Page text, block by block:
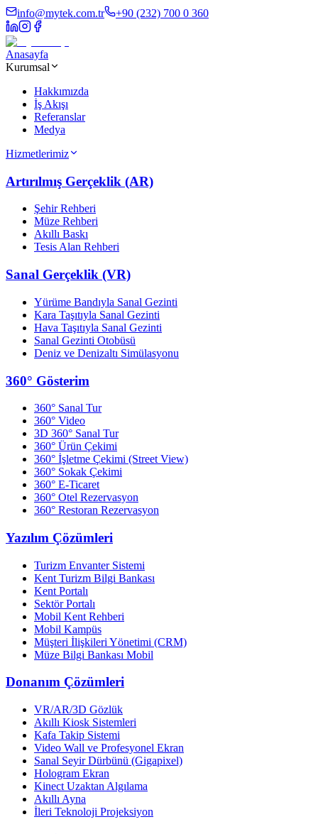
info@mytek.com.tr +90 (232) 700 0 360
Anasayfa
Kurumsal
Hakkımızda
İş Akışı
Referanslar
Medya
Hizmetlerimiz
Artırılmış Gerçeklik (AR)
Şehir Rehberi
Müze Rehberi
Akıllı Baskı
Tesis Alan Rehberi
Sanal Gerçeklik (VR)
Yürüme Bandıyla Sanal Gezinti
Kara Taşıtıyla Sanal Gezinti
Hava Taşıtıyla Sanal Gezinti
Sanal Gezinti Otobüsü
Deniz ve Denizaltı Simülasyonu
360° Gösterim
360° Sanal Tur
360° Video
3D 360° Sanal Tur
360° Ürün Çekimi
360° İşletme Çekimi (Street View)
360° Sokak Çekimi
360° E-Ticaret
360° Otel Rezervasyon
360° Restoran Rezervasyon
Yazılım Çözümleri
Turizm Envanter Sistemi
Kent Turizm Bilgi Bankası
Kent Portalı
Sektör Portalı
Mobil Kent Rehberi
Mobil Kampüs
Müşteri İlişkileri Yönetimi (CRM)
Müze Bilgi Bankası Mobil
Donanım Çözümleri
VR/AR/3D Gözlük
Akıllı Kiosk Sistemleri
Kafa Takip Sistemi
Video Wall ve Profesyonel Ekran
Sanal Seyir Dürbünü (Gigapixel)
Hologram Ekran
Kinect Uzaktan Algılama
Akıllı Ayna
İleri Teknoloji Projeksiyon